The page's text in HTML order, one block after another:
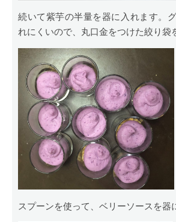
続いて紫芋の半量を器に入れます。
れにくいので、丸口金をつけた絞り袋
スプーンを使って、ベリーソースを器